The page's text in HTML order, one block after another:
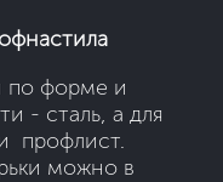
по форме и
- сталь, а для
профлист.
можно в